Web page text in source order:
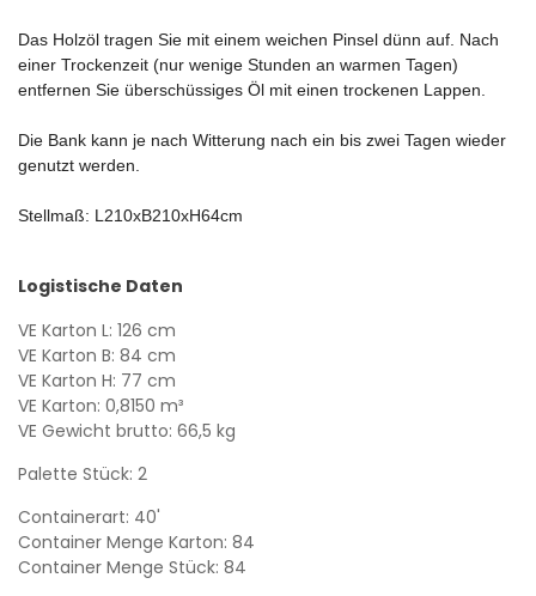
Das Holzöl tragen Sie mit einem weichen Pinsel dünn auf. Nach
einer Trockenzeit (nur wenige Stunden an warmen Tagen)
entfernen Sie überschüssiges Öl mit einen trockenen Lappen.
Die Bank kann je nach Witterung nach ein bis zwei Tagen wieder
genutzt werden.
Stellmaß: L210xB210xH64cm
Logistische Daten
VE Karton L: 126 cm
VE Karton B: 84 cm
VE Karton H: 77 cm
VE Karton: 0,8150 m³
VE Gewicht brutto: 66,5 kg
Palette Stück: 2
Containerart: 40'
Container Menge Karton: 84
Container Menge Stück: 84